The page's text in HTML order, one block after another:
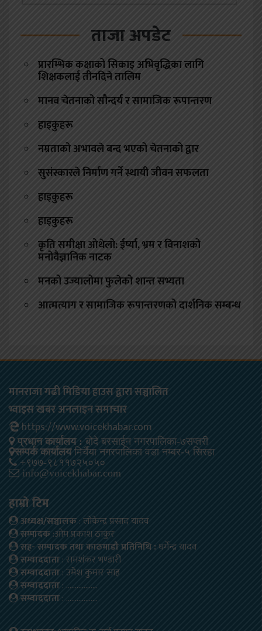
ताजा अपडेट
प्रारम्भिक कक्षाको सिकाइ अभिवृद्धिका लागि
शिक्षकलाई तीनदिने तालिम
मानव चेतनाको सौन्दर्य र सामाजिक रूपान्तरण
हाइकुहरू
नम्रताको अभावले बन्द भएको चेतनाको द्वार
सुसंस्कारले निर्माण गर्ने स्थायी जीवन सफलता
हाइकुहरू
हाइकुहरू
कृति समीक्षा ओथेलो: ईर्ष्या, भ्रम र विनाशको
मनोवैज्ञानिक नाटक
मनको उज्यालोमा फुलेको शान्त सभ्यता
आत्मत्याग र सामाजिक रूपान्तरणको दार्शनिक सम्बन्ध
मानराजा गढी मिडिया हाउस द्वारा सञ्चालित
भ्वाइस खबर अनलाइन समाचार
https://www.voicekhabar.com
प्रधान कार्यालय : बोदे बरसाईन नगरपालिका-७सप्तरी
सम्पर्क कार्यालयमिर्चैया नगरपालिका वडा नम्बर-५ सिरहा
+९७७-९८११७२५०५०
info@voicekhabar.com
हाम्रो टिम
अध्यक्ष/सञ्चालक: लोकेन्द्र प्रसाद यादव
सम्पादक:ओम प्रकाश ठाकुर
सह- सम्पादक तथा काठमाडौ प्रतिनिधि : धर्मेन्द्र यादव
सम्वाददाता: रामशंकर भण्डारी
सम्वाददाता: उमेश कुमार साह
सम्वाददाता: ………………
सम्वाददाता: ………………